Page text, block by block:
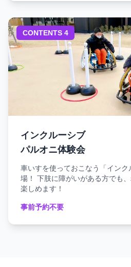
CONTENTS 4
インクルーシブ
パルオニ体験会
車いすを使っておこなう「イン
場！ 下肢に障がいがある方でも
楽しめます！
事前予約不要